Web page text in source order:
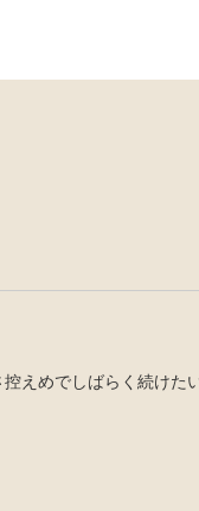
えめでしばらく続けた